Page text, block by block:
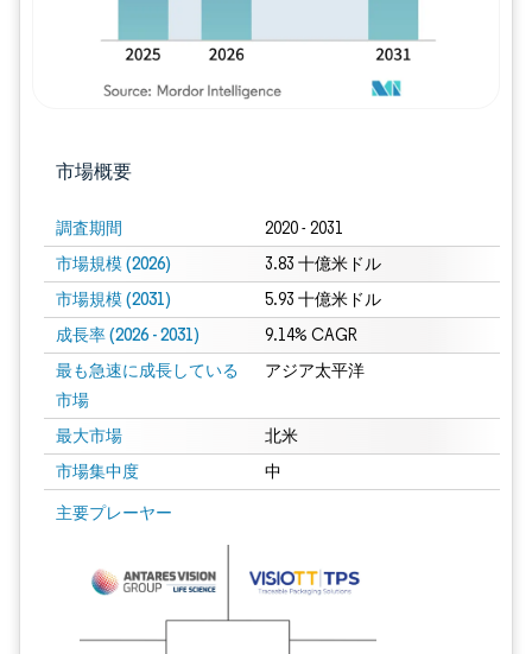
市場概要
調査期間 2020 - 2031
市場規模 (2026) 3.83 十億米ドル
市場規模 (2031) 5.93 十億米ドル
成長率 (2026 - 2031) 9.14% CAGR
最も急速に成長している
市場
アジア太平洋
最大市場 北米
市場集中度 中
主要プレーヤー
画像 © Mordor Intelligence。再利用にはCC BY 4.0の表示が必要です。